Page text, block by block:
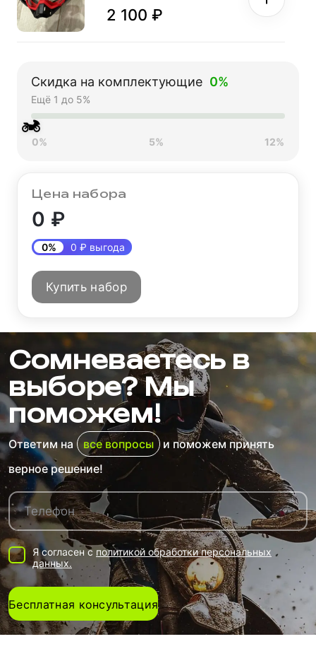
2 100 ₽
AT-3500 (XL)
2 100 ₽
Защита тела
5 490 ₽
Скидка на комплектующие 0%
Ещё 1 до 5%
🏍
0% 5% 12%
Цена набора
0 ₽
0% 0 ₽ выгода
Купить набор
Сомневаетесь в
выборе? Мы
поможем!
Ответим на все вопросы
и поможем принять
верное решение!
Я согласен с политикой обработки персональных
данных.
Бесплатная консультация